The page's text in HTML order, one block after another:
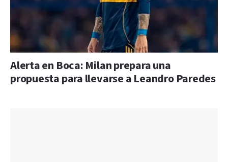
Alerta en Boca: Milan prepara una
propuesta para llevarse a Leandro Paredes